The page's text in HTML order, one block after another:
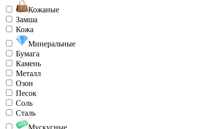
Кожаные
Замша
Кожа
Минеральные
Бумага
Камень
Металл
Озон
Песок
Соль
Сталь
Мускусные